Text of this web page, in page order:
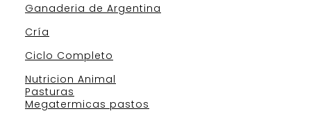
Ganaderia de Argentina
Cría
Ciclo Completo
Nutricion Animal
Pasturas
Megatermicas pastos